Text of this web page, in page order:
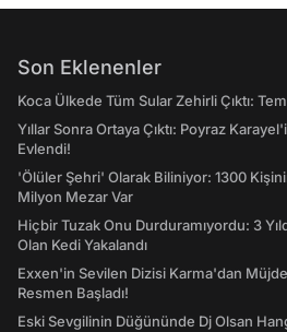
Son Eklenenler
Koca Ülkede Tüm Sular Zehirli Çıktı:
Yıllar Sonra Ortaya Çıktı: Poyraz
Evlendi!
'Ölüler Şehri' Olarak Biliniyor: 1300
Milyon Mezar Var
Hiçbir Tuzak Onu Durduramıyordu: 3
Olan Kedi Yakalandı
Exxen'in Sevilen Dizisi Karma'dan
Resmen Başladı!
Eski Sevgilinin Düğününde Dj Olsan